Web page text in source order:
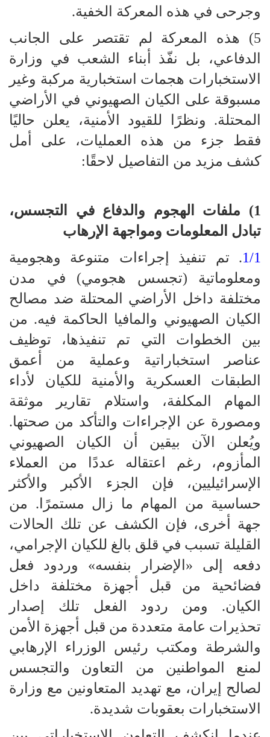
وجرحى في هذه المعركة الخفية.
5) هذه المعركة لم تقتصر على الجانب
الدفاعي، بل نفّذ أبناء الشعب في وزارة
الاستخبارات هجمات استخبارية مركبة وغير
مسبوقة على الكيان الصهيوني في الأراضي
المحتلة. ونظرًا للقيود الأمنية، يعلن حاليًا
فقط جزء من هذه العمليات، على أمل
كشف مزيد من التفاصيل لاحقًا:
1) ملفات الهجوم والدفاع في التجسس،
تبادل المعلومات ومواجهة الإرهاب
1/1. تم تنفيذ إجراءات متنوعة وهجومية
ومعلوماتية (تجسس هجومي) في مدن
مختلفة داخل الأراضي المحتلة ضد مصالح
الكيان الصهيوني والمافيا الحاكمة فيه. من
بين الخطوات التي تم تنفيذها، توظيف
عناصر استخباراتية وعملية من أعمق
الطبقات العسكرية والأمنية للكيان لأداء
المهام المكلفة، واستلام تقارير موثقة
ومصورة عن الإجراءات والتأكد من صحتها.
ويُعلن الآن بيقين أن الكيان الصهيوني
المأزوم، رغم اعتقاله عددًا من العملاء
الإسرائيليين، فإن الجزء الأكبر والأكثر
حساسية من المهام ما زال مستمرًا. من
جهة أخرى، فإن الكشف عن تلك الحالات
القليلة تسبب في قلق بالغ للكيان الإجرامي،
دفعه إلى «الإضرار بنفسه» وردود فعل
فضائحية من قبل أجهزة مختلفة داخل
الكيان. ومن ردود الفعل تلك إصدار
تحذيرات عامة متعددة من قبل أجهزة الأمن
والشرطة ومكتب رئيس الوزراء الإرهابي
لمنع المواطنين من التعاون والتجسس
لصالح إيران، مع تهديد المتعاونين مع وزارة
الاستخبارات بعقوبات شديدة.